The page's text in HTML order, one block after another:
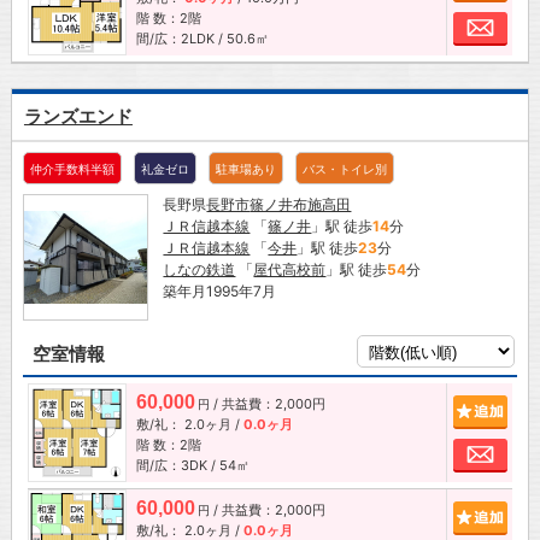
階 数：2階
間/広：2LDK / 50.6㎡
お
ランズエンド
仲介手数料半額 礼金ゼロ 駐車場あり バス・トイレ別
長野県長野市篠ノ井布施高田
ＪＲ信越本線 「篠ノ井 」駅 徒歩14分
ＪＲ信越本線 「今井 」駅 徒歩23分
しなの鉄道 「屋代高校前 」駅 徒歩54分
築年月1995年7月
空室情報
60,000 円 / 共益費：2,000円
敷/礼： 2.0ヶ月 / 0.0ヶ月
階 数：2階
間/広：3DK / 54㎡
お
60,000 円 / 共益費：2,000円
敷/礼： 2.0ヶ月 / 0.0ヶ月